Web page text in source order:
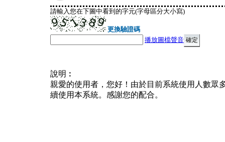
請輸入您在下圖中看到的字元(字母區分大小寫)
更換驗證碼
播放圖檔聲音
說明︰
親愛的使用者，您好！由於目前系統使用人數眾
續使用本系統。感謝您的配合。